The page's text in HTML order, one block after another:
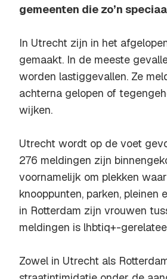
gemeenten die zo’n
In Utrecht zijn in het
gemaakt. In de meeste
worden lastiggevallen. Ze
achterna gelopen of
wijken.
Utrecht wordt op de voet
276 meldingen zijn
voornamelijk om plekken
knooppunten, parken,
in Rotterdam zijn vrouwen
meldingen is lhbtiq+-
Zowel in Utrecht als